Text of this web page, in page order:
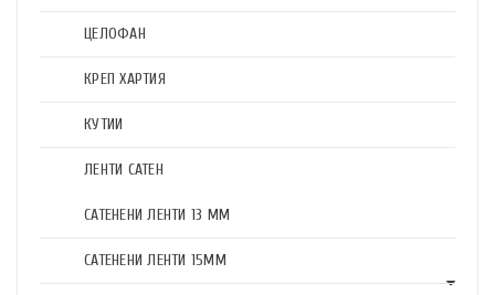
ЦЕЛОФАН
КРЕП ХАРТИЯ
КУТИИ
ЛЕНТИ САТЕН
САТЕНЕНИ ЛЕНТИ 13 ММ
САТЕНЕНИ ЛЕНТИ 15ММ